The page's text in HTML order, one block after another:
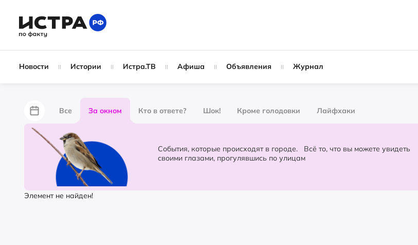
Новости Истории Истра.ТВ Афиша Объявления Журнал
Все За окном Кто в ответе? Шок! Кроме голодовки Лайфхаки
За забором
Партнёрский материал Народные новости Слухи
События, которые происходят в городе. Всё то, что вы можете увидеть
своими глазами, прогулявшись по улицам
Элемент не найден!